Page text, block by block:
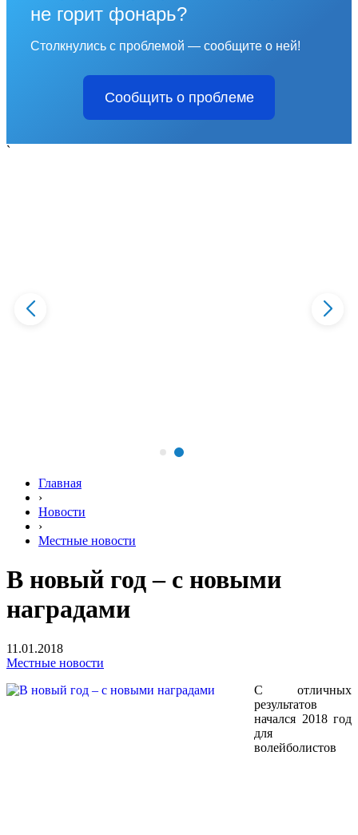
не горит фонарь?
Столкнулись с проблемой — сообщите о ней!
Сообщить о проблеме
`
Главная
›
Новости
›
Местные новости
В новый год – с новыми
наградами
11.01.2018
Местные новости
С отличных
результатов
начался 2018 год
для
волейболистов